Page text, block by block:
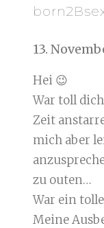
13.
Hei 😉
War toll
Zeit
mich aber
zu outen…
War ein
Meine